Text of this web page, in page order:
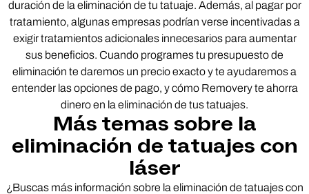
duración de la eliminación de tu tatuaje. Además, al pagar por
tratamiento, algunas empresas podrían verse incentivadas a
exigir tratamientos adicionales innecesarios para aumentar
sus beneficios. Cuando programes tu presupuesto de
eliminación te daremos un precio exacto y te ayudaremos a
entender las opciones de pago, y cómo Removery te ahorra
dinero en la eliminación de tus tatuajes.
Más temas sobre la
eliminación de tatuajes con
láser
¿Buscas más información sobre la eliminación de tatuajes con